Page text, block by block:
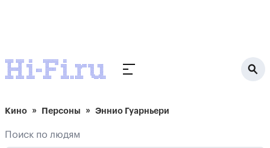
Кино Персоны Эннио Гуарньери
Поиск по людям